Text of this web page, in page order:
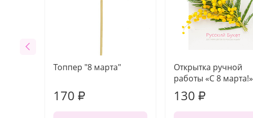
Топпер "8 марта"
170 ₽
Открытка ручной
работы «С 8 марта!»
130 ₽